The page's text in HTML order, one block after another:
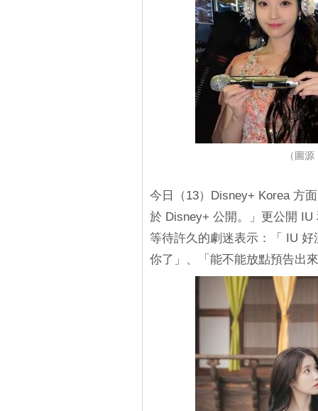
（圖
今日（13）Disney+ Korea 方
於 Disney+ 公開。」更公開
等待許久的劇迷表示：「 IU
你了」、「能不能放點預告出